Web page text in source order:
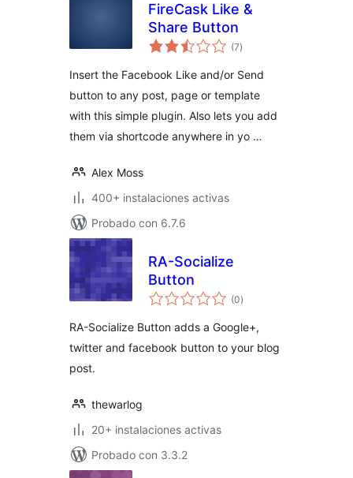
FireCask Like &
Share Button
(7total
de
)
Insert the Facebook Like and/or Send
button to any post, page or template
with this simple plugin. Also lets you add
them via shortcode anywhere in yo …
Alex Moss
400+ instalaciones activas
Probado con 6.7.6
RA-Socialize
Button
(0total
de
)
RA-Socialize Button adds a Google+,
twitter and facebook button to your blog
post.
thewarlog
20+ instalaciones activas
Probado con 3.3.2